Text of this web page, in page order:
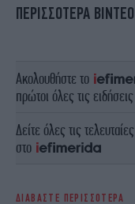
ΠΕΡΙΣΣΟΤΕΡΑ ΒΙΝΤΕΟ
Ακολουθήστε το
πρώτοι όλες τις ειδήσεις
Δείτε όλες τις τελευταίες
στο
ΔΙΑΒΑΣΤΕ ΠΕΡΙΣΣΟΤΕΡΑ